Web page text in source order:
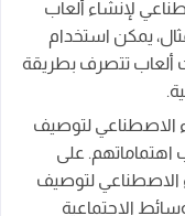
لإنشاء ألعاب
يمكن استخدام
ألعاب تتصرف بطريقة
الاصطناعي لتوصيف
على
الاصطناعي لتوصيف
الاجتماعية